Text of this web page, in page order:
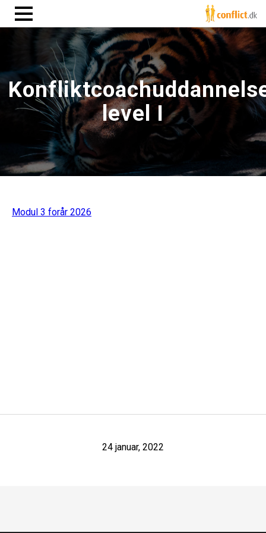
level I
Modul 3 forår 2026
24 januar, 2022